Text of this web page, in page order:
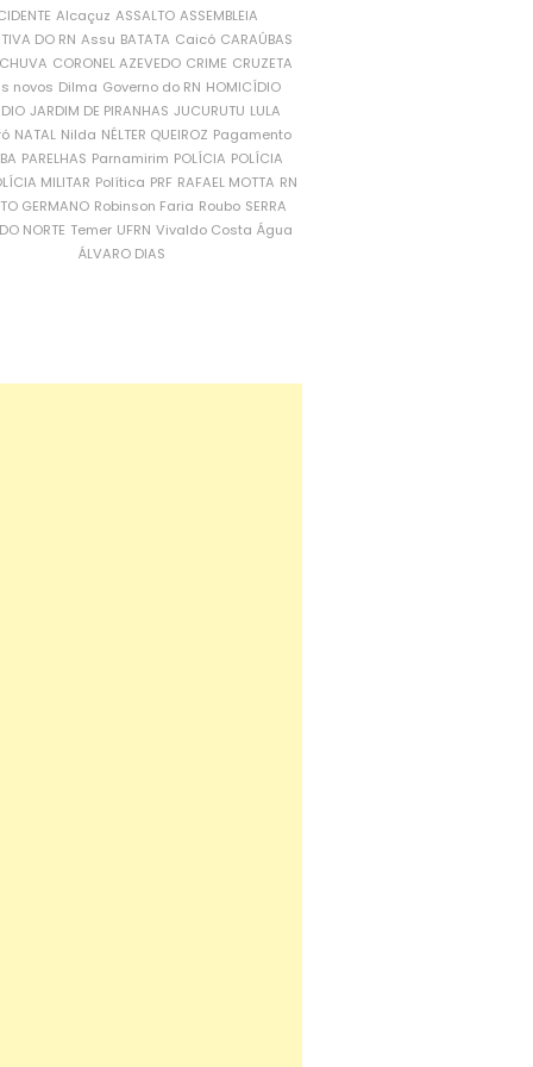
Alcaçuz ASSALTO ASSEMBLEIA
DO RN Assu BATATA Caicó CARAÚBAS
CORONEL AZEVEDO CRIME CRUZETA
novos Dilma Governo do RN HOMICÍDIO
JARDIM DE PIRANHAS JUCURUTU LULA
NATAL Nilda NÉLTER QUEIROZ Pagamento
PARELHAS Parnamirim POLÍCIA POLÍCIA
MILITAR Política PRF RAFAEL MOTTA RN
GERMANO Robinson Faria Roubo SERRA
NORTE Temer UFRN Vivaldo Costa Água
ÁLVARO DIAS